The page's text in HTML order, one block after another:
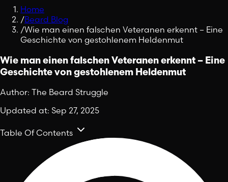
Home
/Beard Blog
/Wie man einen falschen Veteranen erkennt – Eine
Geschichte von gestohlenem Heldenmut
Wie man einen falschen Veteranen erkennt – Eine
Geschichte von gestohlenem Heldenmut
Author: The Beard Struggle
Updated at: Sep 27, 2025
Table Of Contents